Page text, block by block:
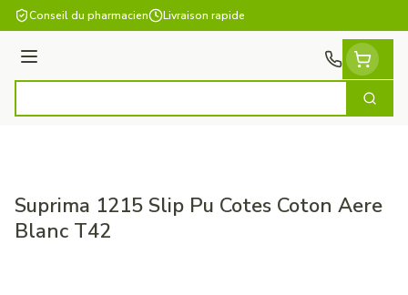
Aller au contenu
Conseil du pharmacien Livraison rapide
Menu
Suprima 1215 Slip Pu Cotes Coton Aere
Blanc T42